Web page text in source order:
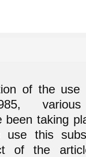
of the
been taking
use this
of the